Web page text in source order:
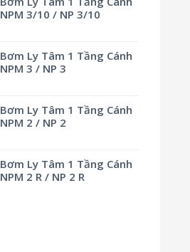
NPM 3/10 / NP 3/10
Bơm Ly Tâm 1 Tầng Cánh
NPM 3 / NP 3
Bơm Ly Tâm 1 Tầng Cánh
NPM 2 / NP 2
Bơm Ly Tâm 1 Tầng Cánh
NPM 2 R / NP 2 R